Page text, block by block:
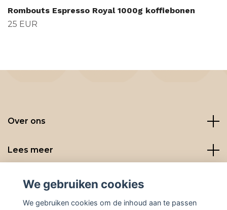
Rombouts Espresso Royal 1000g koffiebonen
25 EUR
Over ons
Lees meer
Social media
We gebruiken cookies
We gebruiken cookies om de inhoud aan te passen